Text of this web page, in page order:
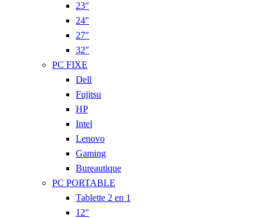
23″
24″
27″
32″
PC FIXE
Dell
Fujitsu
HP
Intel
Lenovo
Gaming
Bureautique
PC PORTABLE
Tablette 2 en 1
12″